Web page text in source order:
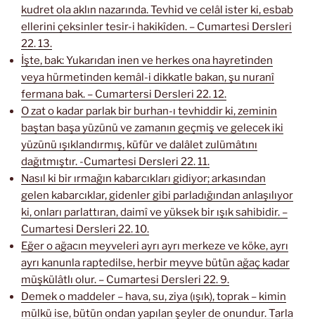
kudret ola aklın nazarında. Tevhid ve celâl ister ki, esbab
ellerini çeksinler tesir-i hakikîden. – Cumartesi Dersleri
22. 13.
İşte, bak: Yukarıdan inen ve herkes ona hayretinden
veya hürmetinden kemâl-i dikkatle bakan, şu nuranî
fermana bak. – Cumartersi Dersleri 22. 12.
O zat o kadar parlak bir burhan-ı tevhiddir ki, zeminin
baştan başa yüzünü ve zamanın geçmiş ve gelecek iki
yüzünü ışıklandırmış, küfür ve dalâlet zulümâtını
dağıtmıştır. -Cumartesi Dersleri 22. 11.
Nasıl ki bir ırmağın kabarcıkları gidiyor; arkasından
gelen kabarcıklar, gidenler gibi parladığından anlaşılıyor
ki, onları parlattıran, daimî ve yüksek bir ışık sahibidir. –
Cumartesi Dersleri 22. 10.
Eğer o ağacın meyveleri ayrı ayrı merkeze ve köke, ayrı
ayrı kanunla raptedilse, herbir meyve bütün ağaç kadar
müşkülâtlı olur. – Cumartesi Dersleri 22. 9.
Demek o maddeler – hava, su, ziya (ışık), toprak – kimin
mülkü ise, bütün ondan yapılan şeyler de onundur. Tarla